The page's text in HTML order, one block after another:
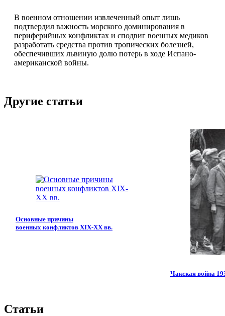
В военном отношении извлеченный опыт лишь
подтвердил важность морского доминирования в
периферийных конфликтах и сподвиг военных медиков
разработать средства против тропических болезней,
обеспечивших львиную долю потерь в ходе Испано-
американской войны.
Другие статьи
Основные причины
военных конфликтов XIX-XX вв.
Чакская война
Статьи